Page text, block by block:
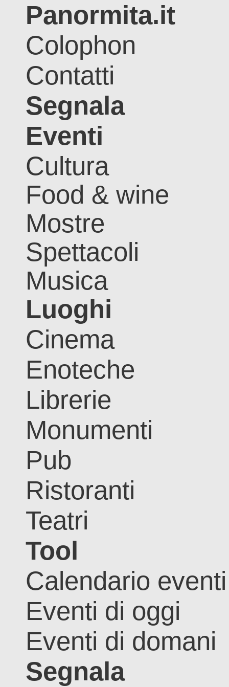
Panormita.it
Colophon
Contatti
Segnala
Eventi
Cultura
Food & wine
Mostre
Spettacoli
Musica
Luoghi
Cinema
Enoteche
Librerie
Monumenti
Pub
Ristoranti
Teatri
Tool
Calendario eventi
Eventi di oggi
Eventi di domani
Segnala